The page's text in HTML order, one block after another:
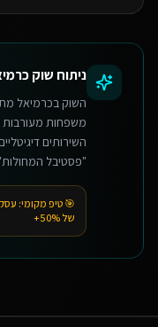
ניתוח שוק
השוק בכרמיאל
משפחות מעורבות
השירותים
"פסטיבל המחולות"
🎯 טיפ מקומי:
של 50%+